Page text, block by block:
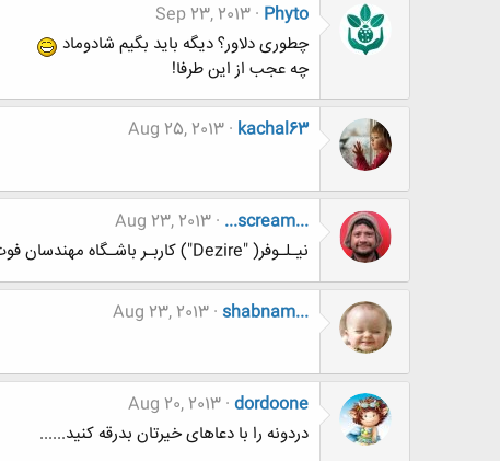
Phyto
Sep 23, 2013
چطوری دلاور؟ دیگه باید بگیم شادوماد
چه عجب از این طرفا!
kachal63
Aug 25, 2013
...scream...
Aug 23, 2013
نیـلـوفر( "Dezire") کاربـر باشـگاه مهندسان فوت کرد ...
shabnam...
Aug 23, 2013
dordoone
Aug 20, 2013
دردونه را با دعاهای خیرتان بدرقه کنید......